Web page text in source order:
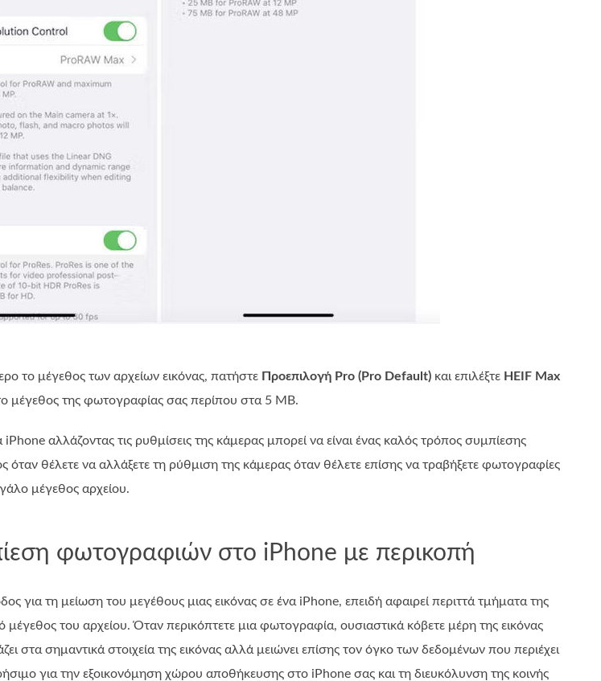
το μέγεθος των αρχείων εικόνας, πατήστε Προεπιλογή Pro (Pro Default) και επιλέξτε HEIF Max
μέγεθος της φωτογραφίας σας περίπου στα 5 MB.
αλλάζοντας τις ρυθμίσεις της κάμερας μπορεί να είναι ένας καλός τρόπος συμπίεσης
όταν θέλετε να αλλάξετε τη ρύθμιση της κάμερας όταν θέλετε επίσης να τραβήξετε φωτογραφίες
μέγεθος αρχείου.
φωτογραφιών στο iPhone με περικοπή
για τη μείωση του μεγέθους μιας εικόνας σε ένα iPhone, επειδή αφαιρεί περιττά τμήματα της
του αρχείου. Όταν περικόπτετε μια φωτογραφία, ουσιαστικά κόβετε μέρη της εικόνας
στα σημαντικά στοιχεία της εικόνας αλλά μειώνει επίσης τον όγκο των δεδομένων που περιέχει
για την εξοικονόμηση χώρου αποθήκευσης στο iPhone σας και τη διευκόλυνση της κοινής